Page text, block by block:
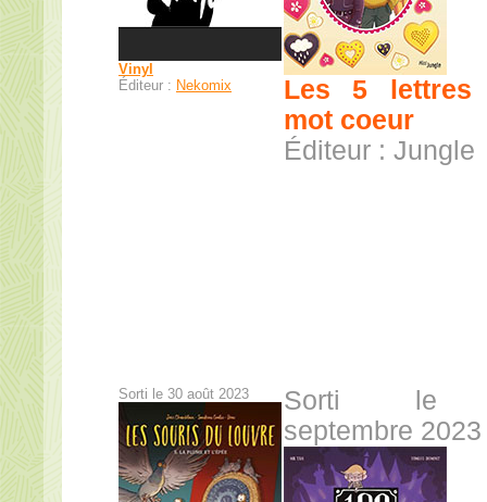
Vinyl
Éditeur : Nekomix
Les 5 lettres
mot coeur
Éditeur : Jungle
Sorti le 30 août 2023
Sorti le
septembre 2023